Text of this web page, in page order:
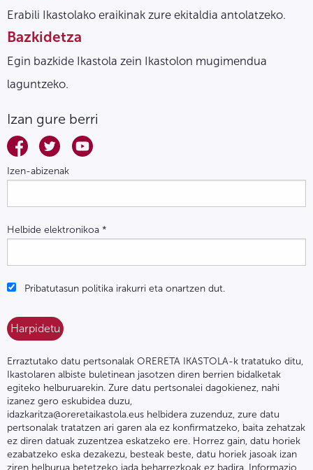
Erabili Ikastolako eraikinak zure ekitaldia antolatzeko.
Bazkidetza
Egin bazkide Ikastola zein Ikastolon mugimendua
laguntzeko.
Izan gure berri
Izen-abizenak
Helbide elektronikoa *
Pribatutasun politika irakurri eta onartzen dut.
Erraztutako datu pertsonalak ORERETA IKASTOLA-k tratatuko ditu,
Ikastolaren albiste buletinean jasotzen diren berrien bidalketak
egiteko helburuarekin. Zure datu pertsonalei dagokienez, nahi
izanez gero eskubidea duzu,
idazkaritza@oreretaikastola.eus helbidera zuzenduz, zure datu
pertsonalak tratatzen ari garen ala ez konfirmatzeko, baita zehatzak
ez diren datuak zuzentzea eskatzeko ere. Horrez gain, datu horiek
ezabatzeko eska dezakezu, besteak beste, datu horiek jasoak izan